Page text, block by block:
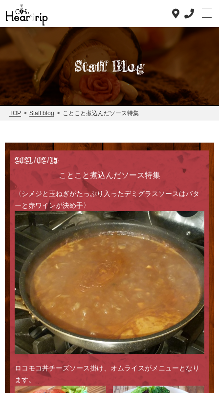
Concept
Lunch
Dinner
Staff blog
Access
Staff Blog
TOP > Staff blog > ことこと煮込んだソース特集
2021/02/15
ことこと煮込んだソース特集
〈シメジと玉ねぎがたっぷり入ったデミグラスソースはバタ
ーと赤ワインが決め手〉
ロコモコ丼チーズソース掛け、オムライスがメニューとなり
ます。